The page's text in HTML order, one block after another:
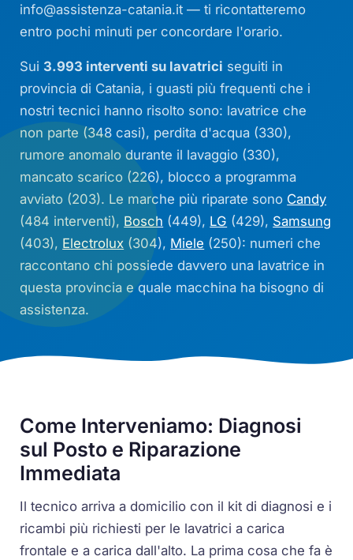
info@assistenza-catania.it — ti ricontatteremo
entro pochi minuti per concordare l'orario.
Sui 3.993 interventi su lavatrici seguiti in
provincia di Catania, i guasti più frequenti che i
nostri tecnici hanno risolto sono: lavatrice che
non parte (348 casi), perdita d'acqua (330),
rumore anomalo durante il lavaggio (330),
mancato scarico (226), blocco a programma
avviato (203). Le marche più riparate sono Candy
(484 interventi), Bosch (449), LG (429), Samsung
(403), Electrolux (304), Miele (250): numeri che
raccontano chi possiede davvero una lavatrice in
questa provincia e quale macchina ha bisogno di
assistenza.
Come Interveniamo: Diagnosi
sul Posto e Riparazione
Immediata
Il tecnico arriva a domicilio con il kit di diagnosi e i
ricambi più richiesti per le lavatrici a carica
frontale e a carica dall'alto. La prima cosa che fa è